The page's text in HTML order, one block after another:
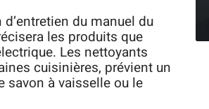
du manuel du
les produits que
Les nettoyants
cuisinières, prévient un
savon à vaisselle ou le